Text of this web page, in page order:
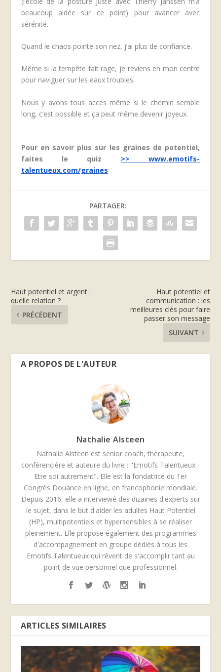
beaucoup aidée sur ce point) pour avancer avec
sérénité.
Quand le chaos pointe son nez, j’ai plus de confiance.
Même si la tempête fait rage, je reviens en mon centre
pour naviguer sur les eaux troubles.
Nous y avons tous accès même si le chemin semble
long, c’est possible et ça peut même devenir joyeux.
Pour en savoir plus sur les graines de potentiel,
faites le quiz >> www.emotifs-
talentueux.com/graines
PARTAGER:
Haut potentiel et argent :
quelle relation ?
PRÉCÉDENT
Haut potentiel et
communication : les
meilleures clés pour faire
passer son message
SUIVANT
A PROPOS DE L'AUTEUR
Nathalie Alsteen
Nathalie Alsteen est senior coach, thérapeute,
conférencière et auteure du livre : "Emotifs Talentueux -
Etre soi autrement". Elle est la fondatrice du 1er
Congrès Douance en ligne, en francophonie mondiale.
Depuis 2016, elle a interviewé des dizaines d'experts sur
le sujet, dans le but d'aider les adultes Haut Potentiel
(HP), multipotentiels et hypersensibles à se réaliser
pleinement. Elle propose également des programmes
d'accompagnement en groupe dédiés à tous les
Emotifs Talentueux qui rêvent de s'accomplir tant au
point de vue personnel que professionnel.
ARTICLES SIMILAIRES